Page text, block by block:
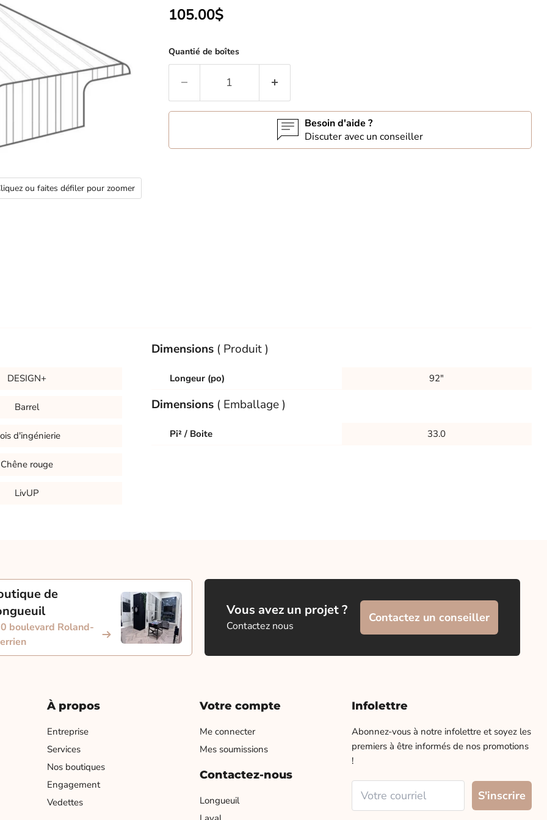
ou faites défiler pour zoomer
Prix actuel
105.00$
Quantié de boîtes
Besoin d'aide ?
Discuter avec un conseiller
DESIGN+
Barrel
d'ingénierie
Chêne rouge
LivUP
Dimensions ( Produit )
Longeur (po) 92"
Dimensions ( Emballage )
Pi² / Boite 33.0
de
boulevard Roland-
Vous avez un projet ?
Contactez nous
Contactez un conseiller
À propos
Entreprise
Services
Nos boutiques
Engagement
Vedettes
Votre compte
Me connecter
Mes soumissions
Contactez-nous
Longueuil
Infolettre
Abonnez-vous à notre infolettre et soyez les
premiers à être informés de nos promotions
!